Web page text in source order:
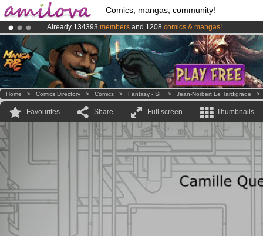
Comics, mangas, community!
Already 134393 members and 1208 comics & mangas!.
AmilovaKickstarter is now LIVE!.
Premium membership from3.95 euros per month !Get membership
Home > Comics Directory > Comics > Fantasy - SF > Jean-Norbert Le Tardigrade
Favourites Share Full screen Thumbnails